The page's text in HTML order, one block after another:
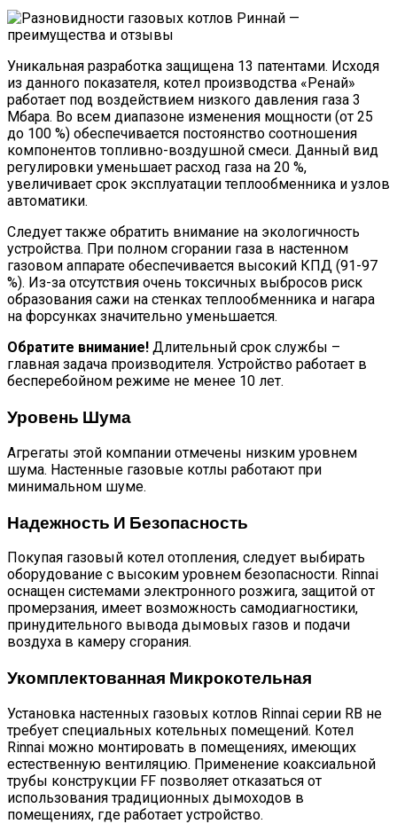
Уникальная разработка защищена 13 патентами. Исходя
из данного показателя, котел производства «Ренай»
работает под воздействием низкого давления газа 3
Мбара. Во всем диапазоне изменения мощности (от 25
до 100 %) обеспечивается постоянство соотношения
компонентов топливно-воздушной смеси. Данный вид
регулировки уменьшает расход газа на 20 %,
увеличивает срок эксплуатации теплообменника и узлов
автоматики.
Следует также обратить внимание на экологичность
устройства. При полном сгорании газа в настенном
газовом аппарате обеспечивается высокий КПД (91-97
%). Из-за отсутствия очень токсичных выбросов риск
образования сажи на стенках теплообменника и нагара
на форсунках значительно уменьшается.
Обратите внимание! Длительный срок службы –
главная задача производителя. Устройство работает в
бесперебойном режиме не менее 10 лет.
Уровень Шума
Агрегаты этой компании отмечены низким уровнем
шума. Настенные газовые котлы работают при
минимальном шуме.
Надежность И Безопасность
Покупая газовый котел отопления, следует выбирать
оборудование с высоким уровнем безопасности. Rinnai
оснащен системами электронного розжига, защитой от
промерзания, имеет возможность самодиагностики,
принудительного вывода дымовых газов и подачи
воздуха в камеру сгорания.
Укомплектованная Микрокотельная
Установка настенных газовых котлов Rinnai серии RB не
требует специальных котельных помещений. Котел
Rinnai можно монтировать в помещениях, имеющих
естественную вентиляцию. Применение коаксиальной
трубы конструкции FF позволяет отказаться от
использования традиционных дымоходов в
помещениях, где работает устройство.